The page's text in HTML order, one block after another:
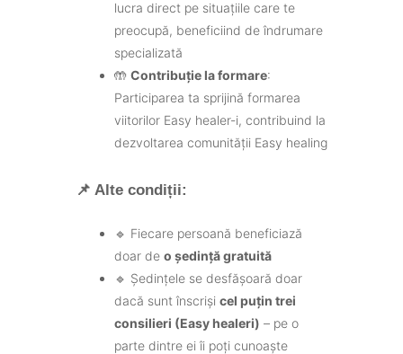
lucra direct pe situațiile care te
preocupă, beneficiind de îndrumare
specializată
🤲 Contribuție la formare:
Participarea ta sprijină formarea
viitorilor Easy healer-i, contribuind la
dezvoltarea comunității Easy healing
📌 Alte condiții:
🔹 Fiecare persoană beneficiază
doar de o ședință gratuită
🔹 Ședințele se desfășoară doar
dacă sunt înscriși cel puțin trei
consilieri (Easy healeri) – pe o
parte dintre ei îi poți cunoaște